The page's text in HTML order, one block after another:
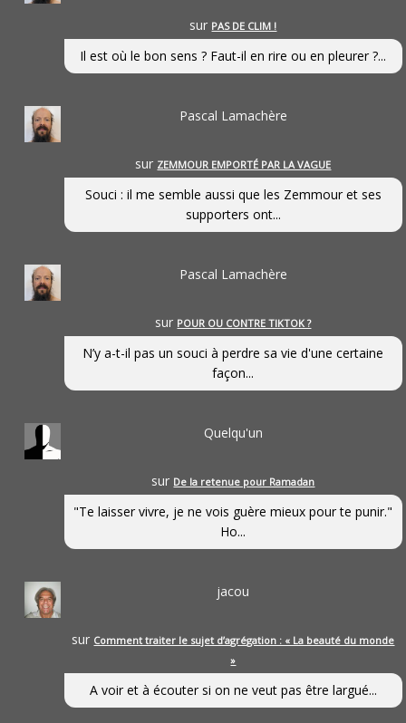
sur PAS DE CLIM !
Il est où le bon sens ? Faut-il en rire ou en pleurer ?...
Pascal Lamachère
sur ZEMMOUR EMPORTÉ PAR LA VAGUE
Souci : il me semble aussi que les Zemmour et ses
supporters ont...
Pascal Lamachère
sur POUR OU CONTRE TIKTOK ?
N’y a-t-il pas un souci à perdre sa vie d'une certaine
façon...
Quelqu'un
sur De la retenue pour Ramadan
"Te laisser vivre, je ne vois guère mieux pour te punir."
Ho...
jacou
sur Comment traiter le sujet d’agrégation : « La beauté du monde
»
A voir et à écouter si on ne veut pas être largué...